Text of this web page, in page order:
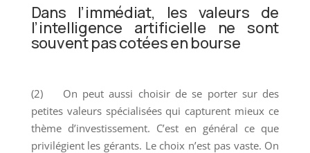
Dans l’immédiat, les valeurs de
l’intelligence artificielle ne sont
souvent pas cotées en bourse
(2) On peut aussi choisir de se porter sur des
petites valeurs spécialisées qui capturent mieux ce
thème d’investissement. C’est en général ce que
privilégient les gérants. Le choix n’est pas vaste. On